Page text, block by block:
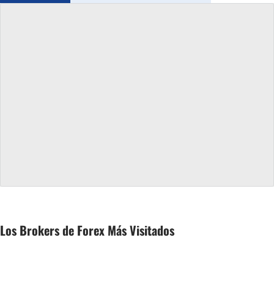
Indices
Los Brokers de Forex Más Visitados